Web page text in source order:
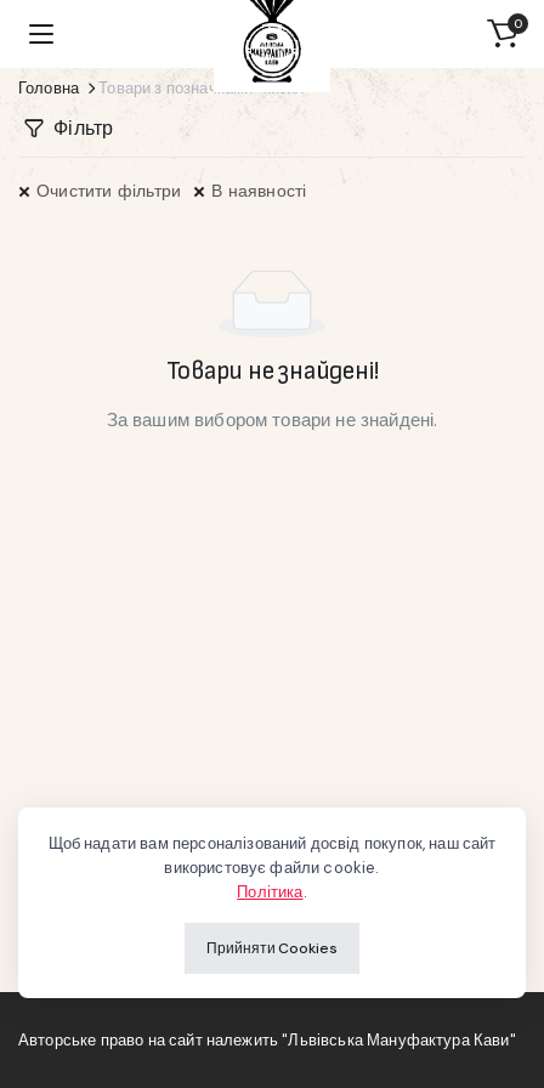
0
Головна Товари з позначками “кизил”
Фільтр
Очистити фільтри В наявності
Товари не знайдені!
За вашим вибором товари не знайдені.
Авторське право на сайт належить "Львівська Мануфактура Кави"
Щоб надати вам персоналізований досвід покупок, наш сайт
використовує файли cookie.
Політика.
Прийняти Cookies